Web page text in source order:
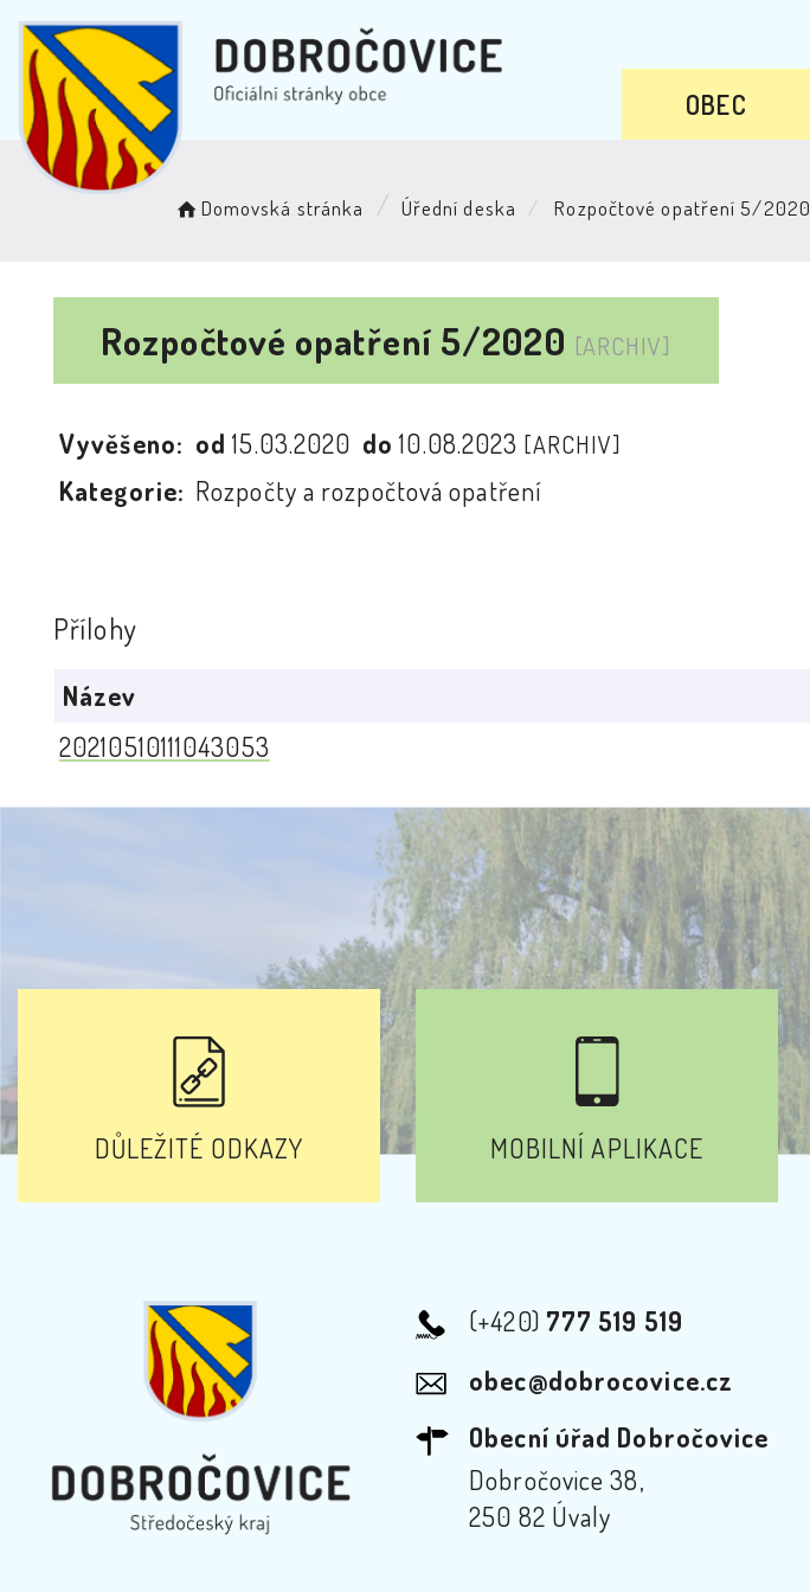
OBEC
Domovská stránka Úřední deska Rozpočtové opatření 5/2020
Rozpočtové opatření 5/2020 [ARCHIV]
Vyvěšeno: od15.03.2020 do10.08.2023 [ARCHIV]
Kategorie: Rozpočty a rozpočtová opatření
Přílohy
Název
20210510111043053
DŮLEŽITÉ ODKAZY MOBILNÍ APLIKACE
(+420) 777 519 519
obec@dobrocovice.cz
Obecní úřad Dobročovice
Dobročovice 38,
250 82 Úvaly